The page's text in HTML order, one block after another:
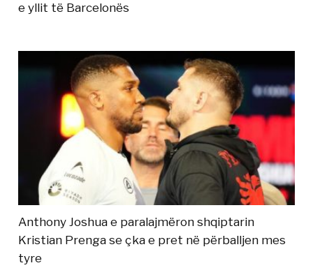
e yllit të Barcelonës
Anthony Joshua e paralajmëron shqiptarin
Kristian Prenga se çka e pret në përballjen mes
tyre